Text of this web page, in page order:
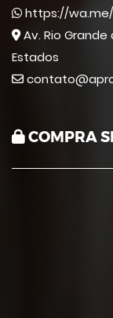
https://wa.me/
Av. Rio Grande
Estados
COMPRA